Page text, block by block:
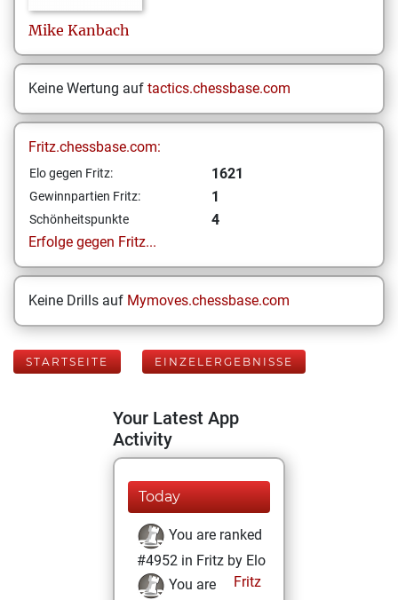
Mike Kanbach
Keine Wertung auf tactics.chessbase.com
Fritz.chessbase.com:
Elo gegen Fritz: 1621
Gewinnpartien Fritz: 1
Schönheitspunkte
4
Erfolge gegen Fritz...
Keine Drills auf Mymoves.chessbase.com
STARTSEITE EINZELERGEBNISSE
Your Latest App
Activity
Today
You are ranked
#4952 in Fritz by Elo
Fritz
You are